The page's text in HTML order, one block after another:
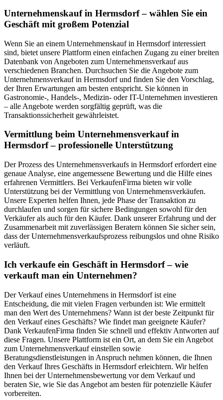
Unternehmenskauf in Hermsdorf – wählen Sie ein
Geschäft mit großem Potenzial
Wenn Sie an einem Unternehmenskauf in Hermsdorf interessiert
sind, bietet unsere Plattform einen einfachen Zugang zu einer breiten
Datenbank von Angeboten zum Unternehmensverkauf aus
verschiedenen Branchen. Durchsuchen Sie die Angebote zum
Unternehmensverkauf in Hermsdorf und finden Sie den Vorschlag,
der Ihren Erwartungen am besten entspricht. Sie können in
Gastronomie-, Handels-, Medizin- oder IT-Unternehmen investieren
– alle Angebote werden sorgfältig geprüft, was die
Transaktionssicherheit gewährleistet.
Vermittlung beim Unternehmensverkauf in
Hermsdorf – professionelle Unterstützung
Der Prozess des Unternehmensverkaufs in Hermsdorf erfordert eine
genaue Analyse, eine angemessene Bewertung und die Hilfe eines
erfahrenen Vermittlers. Bei VerkaufenFirma bieten wir volle
Unterstützung bei der Vermittlung von Unternehmensverkäufen.
Unsere Experten helfen Ihnen, jede Phase der Transaktion zu
durchlaufen und sorgen für sichere Bedingungen sowohl für den
Verkäufer als auch für den Käufer. Dank unserer Erfahrung und der
Zusammenarbeit mit zuverlässigen Beratern können Sie sicher sein,
dass der Unternehmensverkaufsprozess reibungslos und ohne Risiko
verläuft.
Ich verkaufe ein Geschäft in Hermsdorf – wie
verkauft man ein Unternehmen?
Der Verkauf eines Unternehmens in Hermsdorf ist eine
Entscheidung, die mit vielen Fragen verbunden ist: Wie ermittelt
man den Wert des Unternehmens? Wann ist der beste Zeitpunkt für
den Verkauf eines Geschäfts? Wie findet man geeignete Käufer?
Dank VerkaufenFirma finden Sie schnell und effektiv Antworten auf
diese Fragen. Unsere Plattform ist ein Ort, an dem Sie ein Angebot
zum Unternehmensverkauf einstellen sowie
Beratungsdienstleistungen in Anspruch nehmen können, die Ihnen
den Verkauf Ihres Geschäfts in Hermsdorf erleichtern. Wir helfen
Ihnen bei der Unternehmensbewertung vor dem Verkauf und
beraten Sie, wie Sie das Angebot am besten für potenzielle Käufer
vorbereiten.